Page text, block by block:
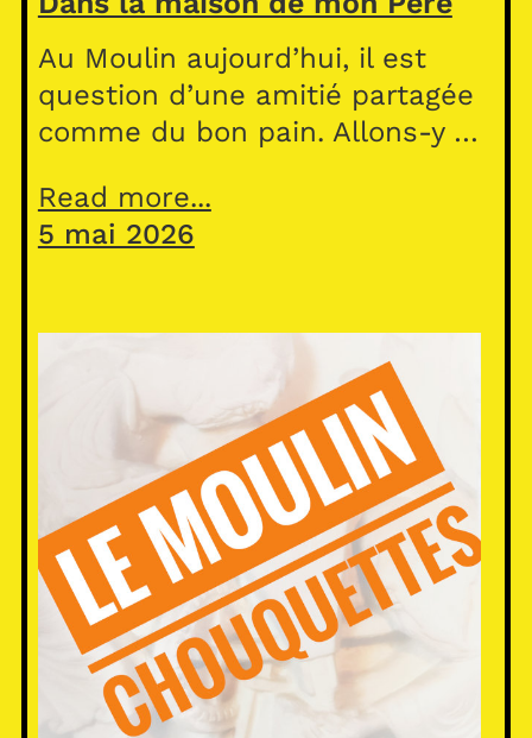
Au Moulin aujourd’hui, il est
question d’une amitié partagée
comme du bon pain. Allons-y …
Read more...
5 mai 2026